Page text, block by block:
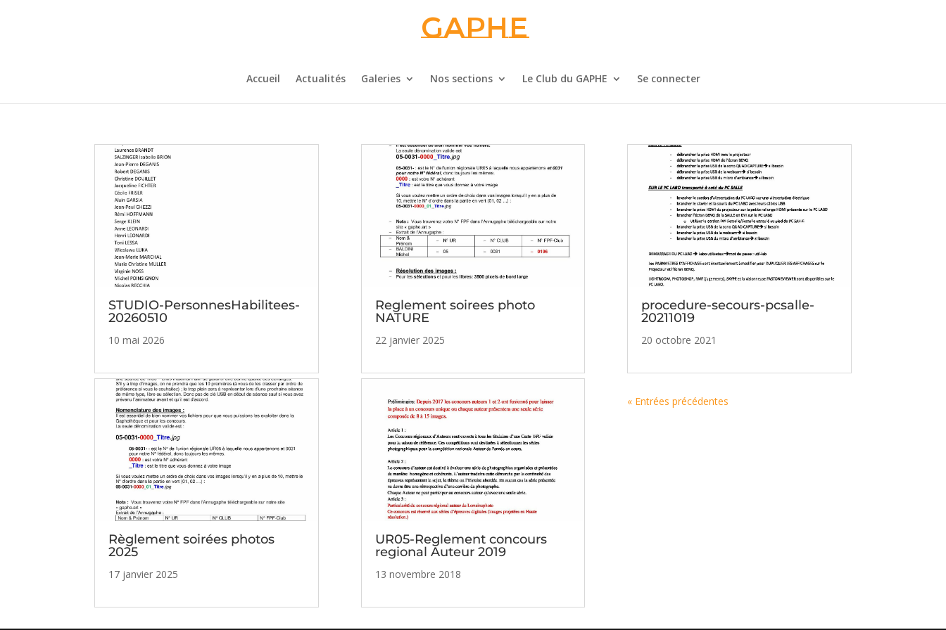
Gaphe
Accueil Actualités Galeries Nos sections Le Club du GAPHE Se connecter
STUDIO-PersonnesHabilitees-
20260510
10 mai 2026
Règlement soirées photos
2025
17 janvier 2025
Reglement soirees photo
NATURE
22 janvier 2025
UR05-Reglement concours
regional Auteur 2019
13 novembre 2018
procedure-secours-pcsalle-
20211019
20 octobre 2021
« Entrées précédentes